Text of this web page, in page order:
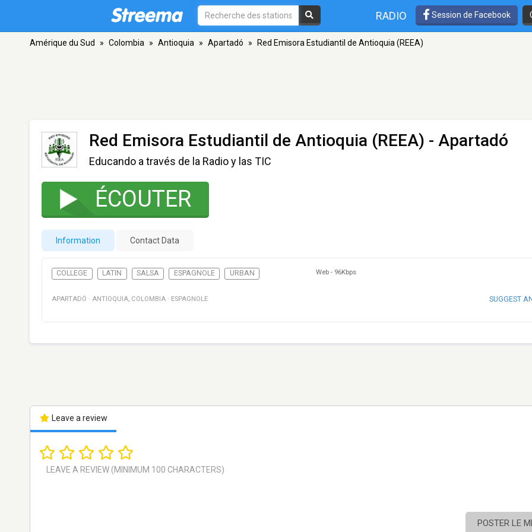
RADIO Session de Facebook
Amérique du Sud » Colombia » Antioquia » Apartadó » Red Emisora Estudiantil de Antioquia (REEA)
Red Emisora Estudiantil de Antioquia (REEA) - Apartadó
Educando a través de la Radio y las TIC
ÉCOUTER
Information Contact Data
COLLEGE LATIN SALSA ESPAGNOLE URBAN Web - 96Kbps
APARTADÓ · ANTIOQUIA, COLOMBIA · ESPAGNOLE SUGGEST
Leave a review
POSTER LE